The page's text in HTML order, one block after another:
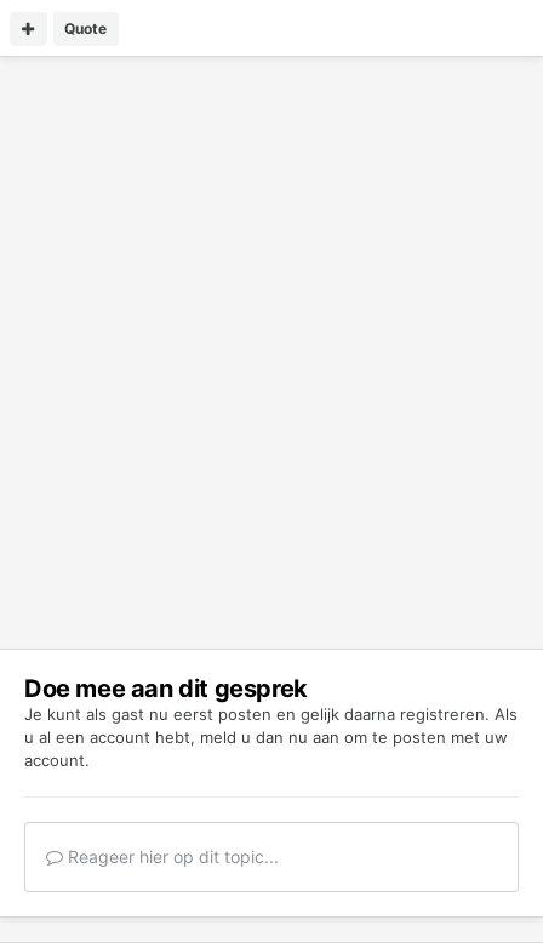
Quote
Doe mee aan dit gesprek
Je kunt als gast nu eerst posten en gelijk daarna registreren. Als
u al een account hebt, meld u dan nu aan om te posten met uw
account.
Reageer hier op dit topic...